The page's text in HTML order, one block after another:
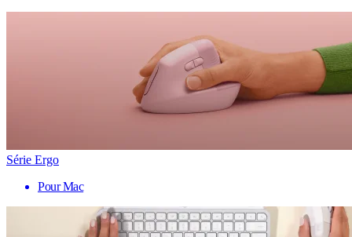
Série Ergo
Pour Mac